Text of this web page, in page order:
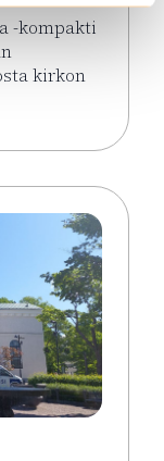
-kompakti
kirkon